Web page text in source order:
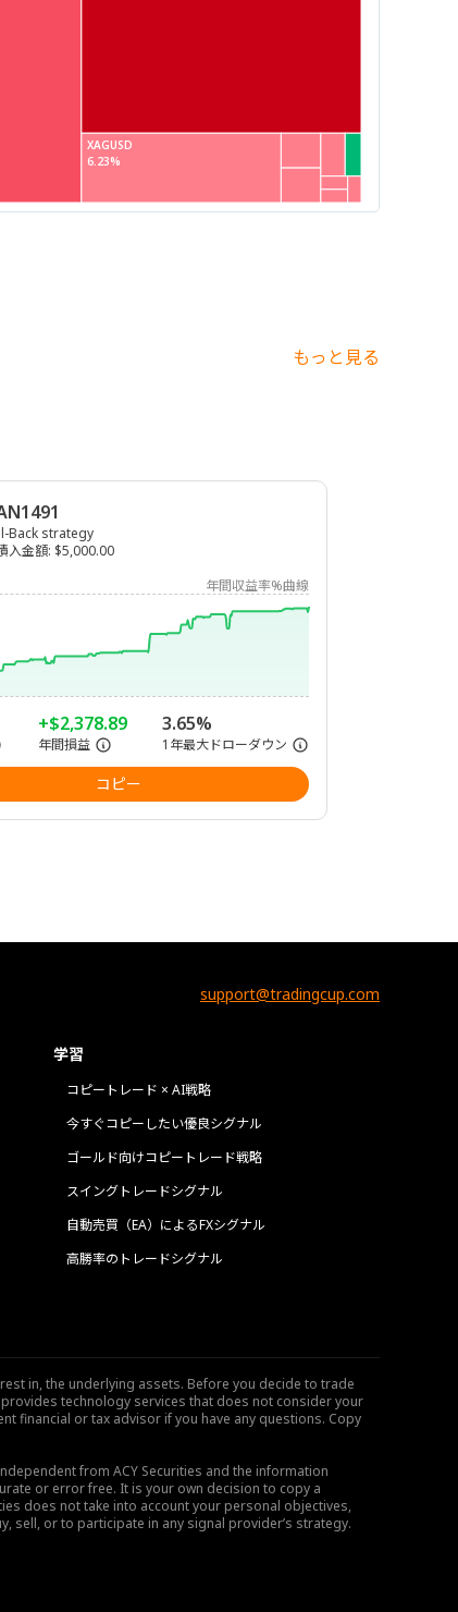
XAGUSD
6.23%
もっと見る
Back strategy
入金額: $5,000.00
年間収益率%曲線
+$2,378.89
年間損益
3.65%
1年最大ドローダウン
コピー
support@tradingcup.com
学習
コピートレード × AI戦略
今すぐコピーしたい優良シグナル
ゴールド向けコピートレード戦略
スイングトレードシグナル
自動売買（EA）によるFXシグナル
高勝率のトレードシグナル
in, the underlying assets. Before you decide to trade
technology services that does not consider your
financial or tax advisor if you have any questions. Copy
from ACY Securities and the information
or error free. It is your own decision to copy a
does not take into account your personal objectives,
sell, or to participate in any signal provider’s strategy.